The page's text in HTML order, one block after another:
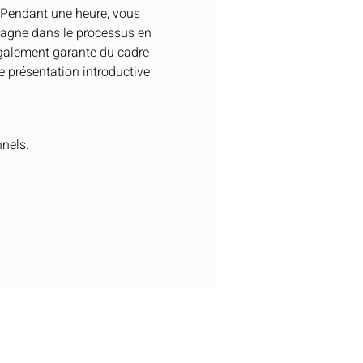
une heure, vous
dans le processus en
garante du cadre
présentation introductive